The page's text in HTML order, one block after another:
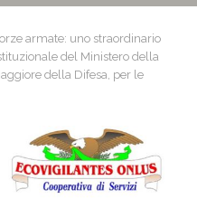
armate: uno straordinario
del Ministero della
della Difesa, per le